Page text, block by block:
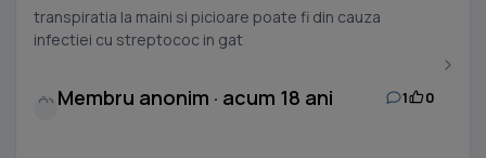
transpiratia la maini si picioare poate fi din cauza
infectiei cu streptococ in gat
Membru anonim · acum 18 ani 1 0